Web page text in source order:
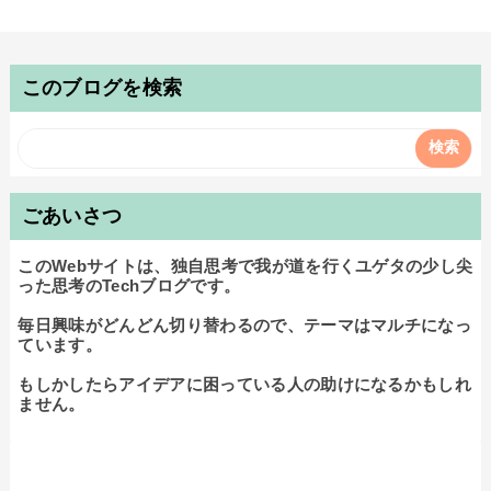
このブログを検索
ごあいさつ
このWebサイトは、独自思考で我が道を行くユゲタの少し尖
った思考のTechブログです。
毎日興味がどんどん切り替わるので、テーマはマルチになっ
ています。
もしかしたらアイデアに困っている人の助けになるかもしれ
ません。